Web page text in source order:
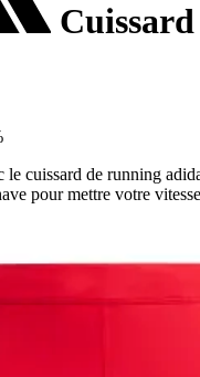
le cuissard de running
pour mettre votre